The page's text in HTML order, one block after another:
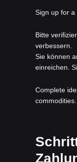
Sign up for a
Bitte
verbessern.
Sie können
einreichen.
Complete
commodities.